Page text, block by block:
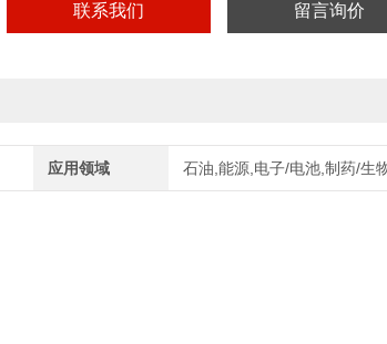
联系我们 留言询价
应用领域 石油,能源,电子/电池,制药/生